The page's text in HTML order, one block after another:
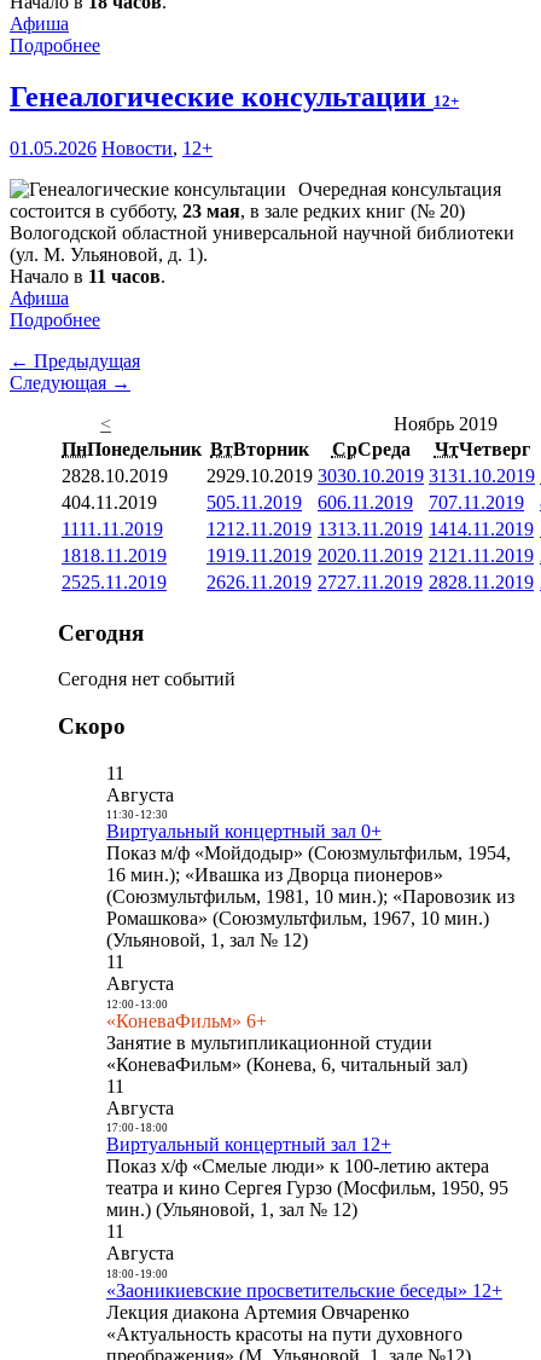
Афиша
Подробнее
Генеалогические консультации 12+
01.05.2026 Новости, 12+
Очередная консультация
состоится в субботу, 23 мая, в зале редких книг (№ 20)
Вологодской областной универсальной научной библиотеки
(ул. М. Ульяновой, д. 1).
Начало в 11 часов.
Афиша
Подробнее
← Предыдущая
Следующая →
<
Ноябрь 2019
ПнПонедельник ВтВторник СрСреда ЧтЧетверг
2828.10.2019 2929.10.2019 3030.10.2019 3131.10.2019
404.11.2019 505.11.2019 606.11.2019 707.11.2019
1111.11.2019 1212.11.2019 1313.11.2019 1414.11.2019
1818.11.2019 1919.11.2019 2020.11.2019 21 21.11.2019
2525.11.2019 2626.11.2019 2727.11.2019 2828.11.2019
Сегодня
Сегодня нет событий
Скоро
11
Августа
11:30- 12:30
Виртуальный концертный зал 0+
Показ м/ф «Мойдодыр» (Союзмультфильм, 1954,
16 мин.); «Ивашка из Дворца пионеров»
(Союзмультфильм, 1981, 10 мин.); «Паровозик из
Ромашкова» (Союзмультфильм, 1967, 10 мин.)
(Ульяновой, 1, зал № 12)
11
Августа
12:00- 13:00
«КоневаФильм» 6+
Занятие в мультипликационной студии
«КоневаФильм» (Конева, 6, читальный зал)
11
Августа
17:00- 18:00
Виртуальный концертный зал 12+
Показ х/ф «Смелые люди» к 100-летию актера
театра и кино Сергея Гурзо (Мосфильм, 1950, 95
мин.) (Ульяновой, 1, зал № 12)
11
Августа
18:00- 19:00
«Заоникиевские просветительские беседы» 12+
Лекция диакона Артемия Овчаренко
«Актуальность красоты на пути духовного
преображения» (М. Ульяновой, 1, зале №12)